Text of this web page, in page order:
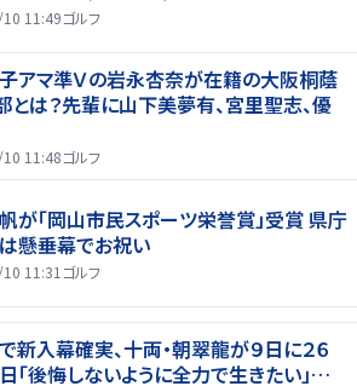
11:49ゴルフ
アマ準Ｖの岩永杏奈が在籍の大阪桐蔭
とは？先輩に山下美夢有、宮里聖志、優
11:48ゴルフ
が「岡山市民スポーツ栄誉賞」受賞 県庁
懸垂幕でお祝い
11:31 ゴルフ
新入幕確実、十両・朝翠龍が９日に２６
「後悔しないように全力で生きたい」…